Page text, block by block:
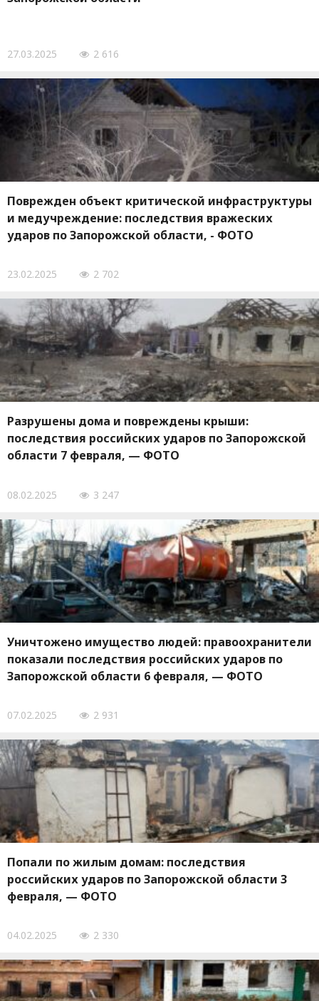
27.03.2025 2 616
Поврежден объект критической инфраструктуры
и медучреждение: последствия вражеских
ударов по Запорожской области, - ФОТО
23.02.2025 2 702
Разрушены дома и повреждены крыши:
последствия российских ударов по Запорожской
области 7 февраля, — ФОТО
08.02.2025 3 247
Уничтожено имущество людей: правоохранители
показали последствия российских ударов по
Запорожской области 6 февраля, — ФОТО
07.02.2025 2 931
Попали по жилым домам: последствия
российских ударов по Запорожской области 3
февраля, — ФОТО
04.02.2025 2 330